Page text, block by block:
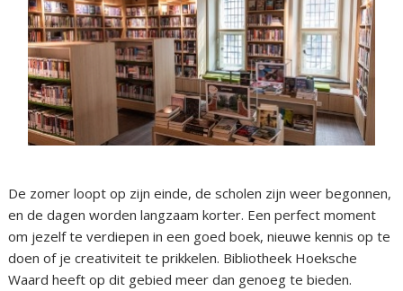
De zomer loopt op zijn einde, de scholen zijn weer begonnen,
en de dagen worden langzaam korter. Een perfect moment
om jezelf te verdiepen in een goed boek, nieuwe kennis op te
doen of je creativiteit te prikkelen. Bibliotheek Hoeksche
Waard heeft op dit gebied meer dan genoeg te bieden.